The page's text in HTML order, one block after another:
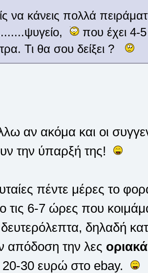
να κάνεις πολλά
που έχει 4-
Τι θα σου δείξει ?
αν ακόμα και οι
την ύπαρξή της!
πέντε μέρες το
τις 6-7 ώρες που
δηλαδή
απόδοση την λες
20-30 ευρώ στο ebay.